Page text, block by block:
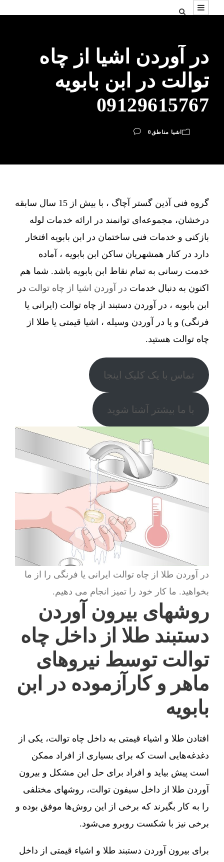
در آوردن اشیا از چاه
توالت در ابن بابویه
09129615767
اشیا مناطق 0
گروه فنی آذین گستر آچاگ ، با بیش از 15 سال سابقه
درخشان، مجموعه‌ای توانمند در ارائه خدمات لوله
بازکنی و خدمات فنی ساختمان در ابن بابویه افتخار
دارد در کنار همشهریان ساکن ابن بابویه ، آماده
خدمت رسانی به تمام نقاط ابن بابویه باشد. شما هم
اکنون به دنبال خدمات در آوردن اشیا از چاه توالت در
ابن بابویه ، در آوردن دستبند از چاه توالت (ایرانی یا
فرنگی) و یا در آوردن وسیله ، اشیا قیمتی یا طلا از
چاه توالت هستید.
تماس با یک کلیک اینجا
با ما بیشتر آشنا شوید
در آوردن طلا از چاه توالت ایرانی یا فرنگی را از ما
بخواهید. ما کار خود را تمیز انجام می دهیم.
روشهای بیرون آوردن
دستبند طلا از داخل چاه
توالت توسط نیروهای
ماهر و کارآزموده در ابن
بابویه
افتادن طلا و اشیاء قیمتی به داخل چاه توالت، یکی از
دغدغه‌هایی است که برای بسیاری از افراد ممکن
است پیش بیاید و افراد برای حل این مشکل و بیرون
آوردن طلا از داخل سیفون توالت، روشهای مختلفی
را به کار بگیرند که برخی از این روش‌ها موفق بوده و
برخی نیز با شکست روبرو می‌شود.
برای بیرون آوردن دستبند طلا و اشیاء قیمتی از داخل